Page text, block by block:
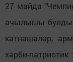
27 майда
ачылышы булды.
катнашалар,
хәрби-